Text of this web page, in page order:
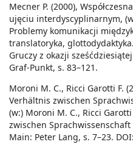
Mecner P. (2000),
ujęciu interdyscyplinarnym,
Problemy komunikacji
translatoryka,
Gruczy z okazji
Graf-Punkt, s. 83–121.
Moroni M. C., Ricci Garotti F.
Verhältnis zwischen
(w:) Moroni M. C., Ricci
zwischen
Main: Peter Lang, s. 7–23. DOI: